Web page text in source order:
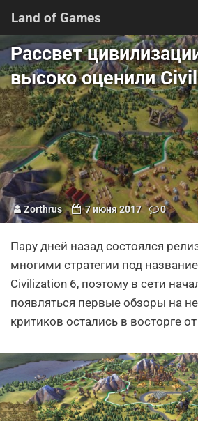
Land of Games
Рассвет
высоко оценили
Zorthrus 7 июня 2017 0
Пару дней назад состоялся
многими стратегии под
Civilization 6, поэтому в сети
появляться первые обзоры на
критиков остались в восторге